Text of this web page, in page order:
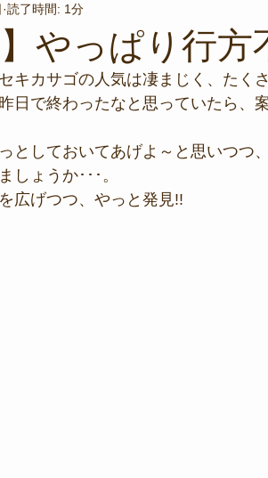
保全 ワカメの養殖
サンゴの保全活動 取材 作業
スタッフが思うこと 安全対策
】やっぱり行方
読了時間: 1分
キカサゴの人気は凄まじく、たく
日で終わったなと思っていたら、
としておいてあげよ～と思いつつ
しょうか･･･。
広げつつ、やっと発見!!